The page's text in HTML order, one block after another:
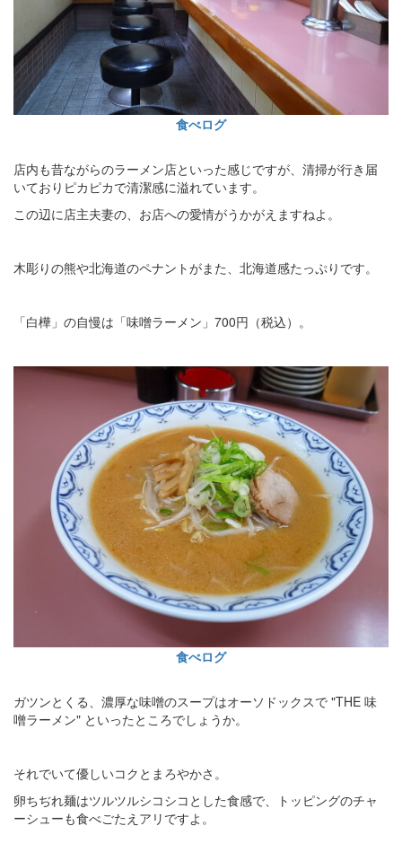
食べログ
店内も昔ながらのラーメン店といった感じですが、清掃が行き届
いておりピカピカで清潔感に溢れています。
この辺に店主夫妻の、お店への愛情がうかがえますねよ。
木彫りの熊や北海道のペナントがまた、北海道感たっぷりです。
「白樺」の自慢は「味噌ラーメン」700円（税込）。
食べログ
ガツンとくる、濃厚な味噌のスープはオーソドックスで "THE 味
噌ラーメン" といったところでしょうか。
それでいて優しいコクとまろやかさ。
卵ちぢれ麺はツルツルシコシコとした食感で、トッピングのチャ
ーシューも食べごたえアリですよ。